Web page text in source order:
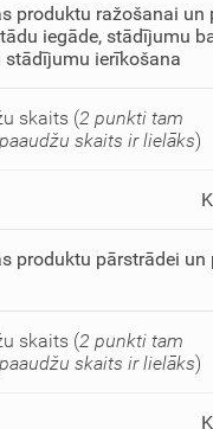
produktu ražošanai un
iegāde, stādījumu
ierīkošana
skaits (2 punkti tam
skaits ir lielāks)
produktu pārstrādei
skaits (2 punkti tam
skaits ir lielāks)